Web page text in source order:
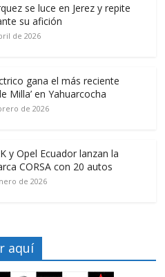
se luce en Jerez y repite
su afición
de 2026
gana el más reciente
Milla’ en Yahuarcocha
de 2026
y Opel Ecuador lanzan la
CORSA con 20 autos
de 2026
aquí